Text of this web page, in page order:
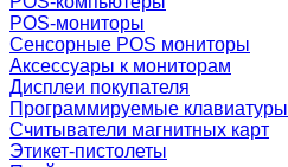
POS-мониторы
Сенсорные POS мониторы
Аксессуары к мониторам
Дисплеи покупателя
Программируемые клавиатуры
Считыватели магнитных карт
Этикет-пистолеты